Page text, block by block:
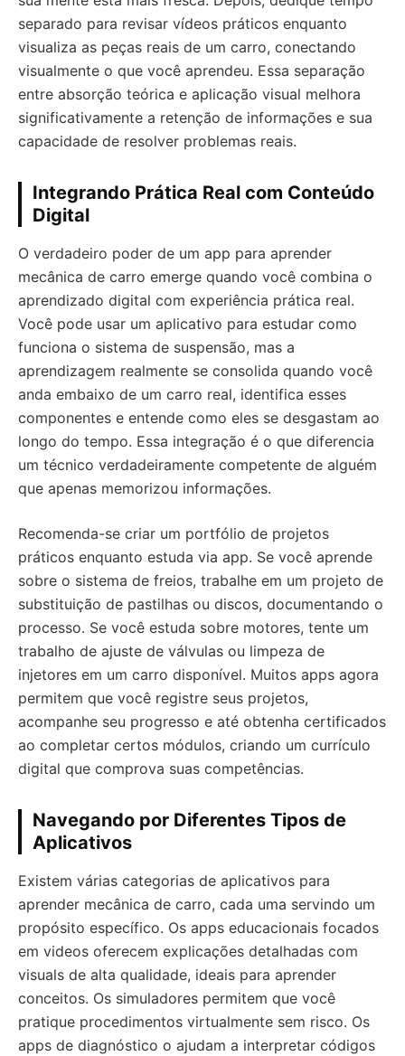
separado para revisar vídeos práticos enquanto
visualiza as peças reais de um carro, conectando
visualmente o que você aprendeu. Essa separação
entre absorção teórica e aplicação visual melhora
significativamente a retenção de informações e sua
capacidade de resolver problemas reais.
Integrando Prática Real com Conteúdo
Digital
O verdadeiro poder de um app para aprender
mecânica de carro emerge quando você combina o
aprendizado digital com experiência prática real.
Você pode usar um aplicativo para estudar como
funciona o sistema de suspensão, mas a
aprendizagem realmente se consolida quando você
anda embaixo de um carro real, identifica esses
componentes e entende como eles se desgastam ao
longo do tempo. Essa integração é o que diferencia
um técnico verdadeiramente competente de alguém
que apenas memorizou informações.
Recomenda-se criar um portfólio de projetos
práticos enquanto estuda via app. Se você aprende
sobre o sistema de freios, trabalhe em um projeto de
substituição de pastilhas ou discos, documentando o
processo. Se você estuda sobre motores, tente um
trabalho de ajuste de válvulas ou limpeza de
injetores em um carro disponível. Muitos apps agora
permitem que você registre seus projetos,
acompanhe seu progresso e até obtenha certificados
ao completar certos módulos, criando um currículo
digital que comprova suas competências.
Navegando por Diferentes Tipos de
Aplicativos
Existem várias categorias de aplicativos para
aprender mecânica de carro, cada uma servindo um
propósito específico. Os apps educacionais focados
em videos oferecem explicações detalhadas com
visuals de alta qualidade, ideais para aprender
conceitos. Os simuladores permitem que você
pratique procedimentos virtualmente sem risco. Os
apps de diagnóstico o ajudam a interpretar códigos